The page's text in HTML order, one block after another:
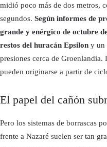
midió poco más de dos metros,
segundos. Según informes de
grande y enérgico de octubre
restos del huracán Epsilon y un
presiones cerca de
pueden originarse a partir de
El papel del cañón
Pero los sistemas de borrascas
frente a Nazaré suelen ser tan